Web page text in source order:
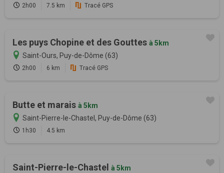
2h00 7.5 km Tracé GPS
Les puys Chopine et des Gouttes à 5km
Saint-Ours, Puy-de-Dôme (63)
2h00 6 km Tracé GPS
Butte et marais à 5km
Saint-Pierre-le-Chastel, Puy-de-Dôme (63)
1h30 4.5 km
Saint-Pierre-le-Chastel à 5km